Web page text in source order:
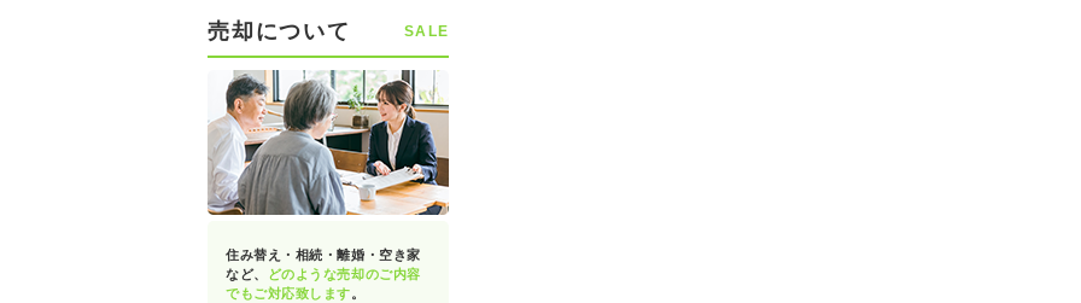
売却について SALE
住み替え・相続・離婚・空き家
など、
どのような売却のご内容
でもご対応致します。